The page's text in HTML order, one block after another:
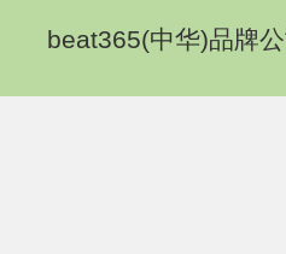
beat365(中华)品牌